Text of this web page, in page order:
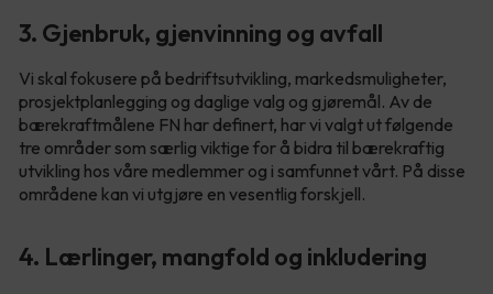
3. Gjenbruk, gjenvinning og avfall
Vi skal fokusere på bedriftsutvikling, markedsmuligheter,
prosjektplanlegging og daglige valg og gjøremål. Av de
bærekraftmålene FN har definert, har vi valgt ut følgende
tre områder som særlig viktige for å bidra til bærekraftig
utvikling hos våre medlemmer og i samfunnet vårt. På disse
områdene kan vi utgjøre en vesentlig forskjell.
4. Lærlinger, mangfold og inkludering